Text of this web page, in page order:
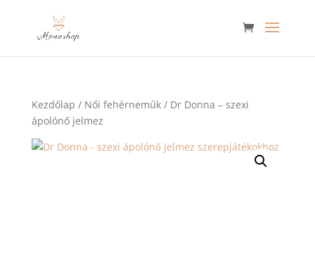
Kezdőlap / Női fehérneműk/ Dr Donna – szexi
ápolónő jelmez